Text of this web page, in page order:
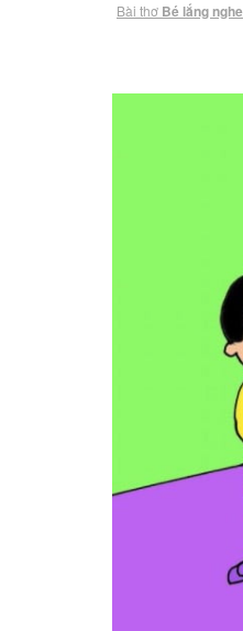
Bài thơ Bé lắng nghe